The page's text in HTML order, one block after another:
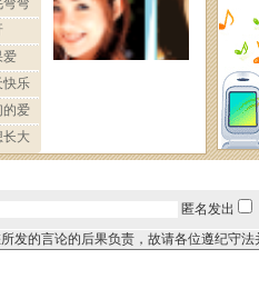
匿名发出
发的言论的后果负责，故请各位遵纪守